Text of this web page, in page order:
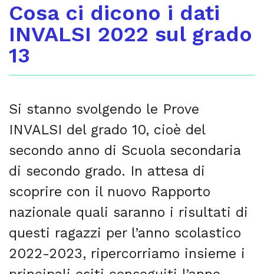
Cosa ci dicono i dati
INVALSI 2022 sul grado
13
Si stanno svolgendo le Prove
INVALSI del grado 10, cioè del
secondo anno di Scuola secondaria
di secondo grado. In attesa di
scoprire con il nuovo Rapporto
nazionale quali saranno i risultati di
questi ragazzi per l’anno scolastico
2022-2023, ripercorriamo insieme i